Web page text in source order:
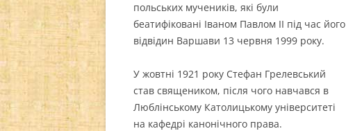
польських мучеників, які були
беатифіковані Іваном Павлом ІІ під час його
відвідин Варшави 13 червня 1999 року.
У жовтні 1921 року Стефан Грелевський
став священиком, після чого навчався в
Люблінському Католицькому університеті
на кафедрі канонічного права.